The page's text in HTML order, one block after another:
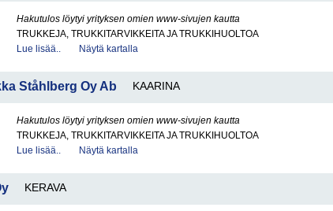
Hakutulos löytyi yrityksen omien www-sivujen kautta
TRUKKEJA, TRUKKITARVIKKEITA JA TRUKKIHUOLTOA
Lue lisää..
Näytä kartalla
Ståhlberg Oy Ab KAARINA
Hakutulos löytyi yrityksen omien www-sivujen kautta
TRUKKEJA, TRUKKITARVIKKEITA JA TRUKKIHUOLTOA
Lue lisää..
Näytä kartalla
KERAVA